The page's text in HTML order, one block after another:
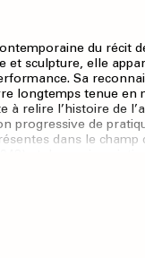
du récit
et sculpture, elle
Sa
longtemps tenue en
à relire l’histoire de
progressive de
dans le champ
et de pratiques. Il